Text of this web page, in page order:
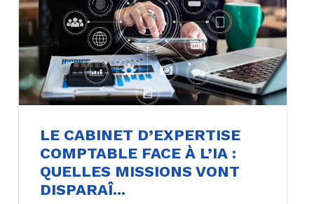
LE CABINET D’EXPERTISE
COMPTABLE FACE À L’IA :
QUELLES MISSIONS VONT
DISPARAÎ...